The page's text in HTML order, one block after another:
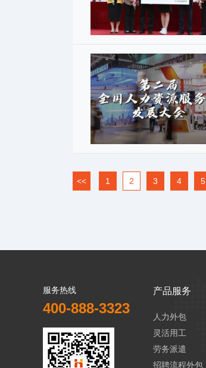
<< 1 2 3 4 5
服务热线
400-888-3323
产品服务
人力外包
灵活用工
劳务派遣
招聘流程外包